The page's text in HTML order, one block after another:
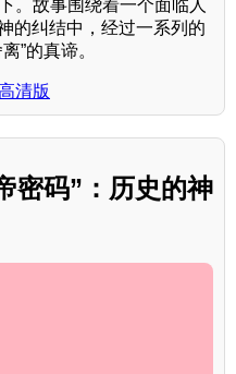
。故事围绕着一个面临人
的纠结中，经过一系列的
”的真谛。
清版
密码”：历史的神